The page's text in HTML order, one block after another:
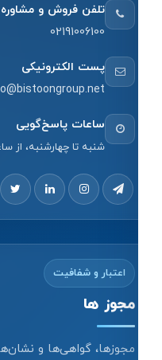
تلفن فروش و مشاوره
02191006100
پست الکترونیکی
ساعات پاسخ‌گویی
شنبه تا چهارشنبه، از ساعت 8 صبح تا
اعتبار و شفافیت
مجوز ها
مجوزها، گواهی‌ها و